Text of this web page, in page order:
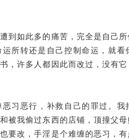
到如此多的痛苦，完全是自己
所转还是自己控制命运，就看
，许多人都因此而改过，没有
习恶行，补救自己的罪过。我
被我偷过东西的店铺，顶撞父
要改，手淫是个难缠的恶习，